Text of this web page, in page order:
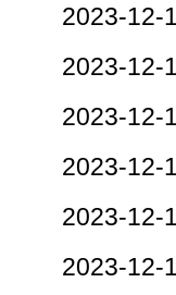
2023-12-
2023-12-
2023-12-
2023-12-
2023-12-
2023-12-